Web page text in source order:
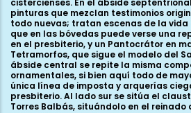
pinturas que mezclan testimonios
todo nuevas; tratan escenas de la vida
que en las bóvedas puede verse una
en el presbiterio, y un Pantocrátor en
Tetramorfos, que sigue el modelo del
ábside central se repite la misma
ornamentales, si bien aquí todo de
única línea de imposta y arquerías
presbiterio. Al lado sur se sitúa el
Torres Balbás, situándolo en el reinado